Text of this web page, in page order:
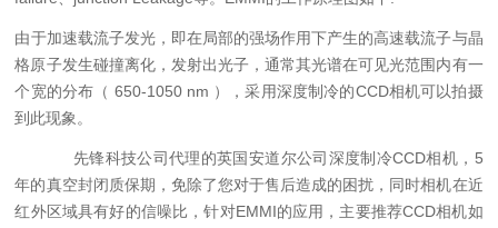
由于加速载流子发光，即在局部的强场作用下产生的高速载流子与晶
格原子发生碰撞离化，发射出光子，通常其光谱在可见光范围内有一
个宽的分布（ 650-1050 nm ），采用深度制冷的CCD相机可以拍摄
到此现象。
先锋科技公司代理的英国安道尔公司深度制冷CCD相机，5
年的真空封闭质保期，免除了您对于售后造成的困扰，同时相机在近
红外区域具有好的信噪比，针对EMMI的应用，主要推荐CCD相机如